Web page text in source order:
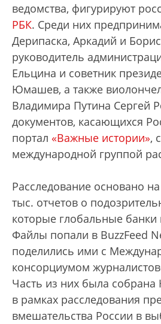
ведомства, фигурируют
РБК. Среди них
Дерипаска, Аркадий и
руководитель
Ельцина и советник
Юмашев, а также
Владимира Путина Сергей
документов, касающихся
портал «Важные истории»,
международной группой
Расследование основано
тыс. отчетов о
которые глобальные банки
Файлы попали в BuzzFeed
поделились ими с
консорциумом
Часть из них была
в рамках расследования
вмешательства России в